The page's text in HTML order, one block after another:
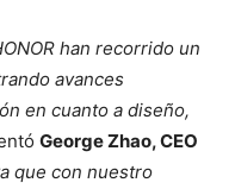
han recorrido un
avances
en cuanto a diseño,
George Zhao, CEO
que con nuestro